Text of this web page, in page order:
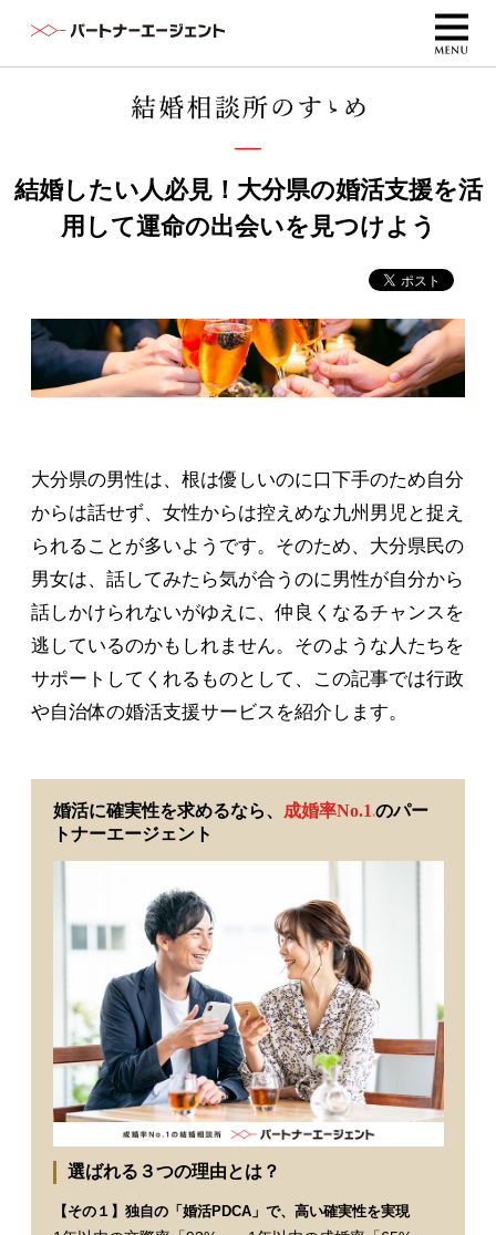
結婚したい人必見！大分県の婚活支援を活
用して運命の出会いを見つけよう
大分県の男性は、根は優しいのに口下手のため自分
からは話せず、女性からは控えめな九州男児と捉え
られることが多いようです。そのため、大分県民の
男女は、話してみたら気が合うのに男性が自分から
話しかけられないがゆえに、仲良くなるチャンスを
逃しているのかもしれません。そのような人たちを
サポートしてくれるものとして、この記事では行政
や自治体の婚活支援サービスを紹介します。
婚活に確実性を求めるなら、 成婚率No.1 ※のパー
トナーエージェント
選ばれる３つの理由とは？
【その１】独自の「婚活PDCA」で、高い確実性を実現